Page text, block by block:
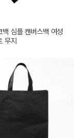
백 심플 캔버스백 여성
무지